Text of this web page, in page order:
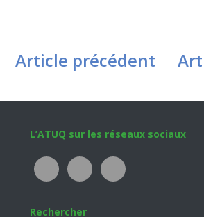
Article précédent
Footer
L’ATUQ sur les réseaux sociaux
Rechercher